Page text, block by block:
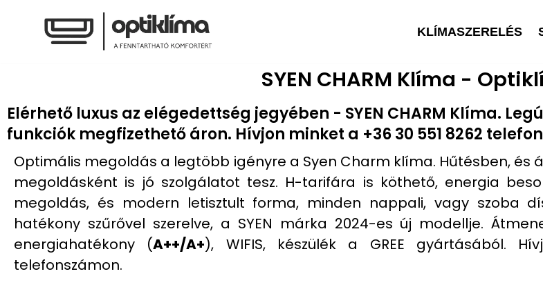
KLÍMASZERELÉS
SYEN CHARM Klíma -
Elérhető luxus az elégedettség jegyében - SYEN CHARM Klíma.
funkciók megfizethető áron. Hívjon minket a +36 30 551 8262
Optimális megoldás a legtöbb igényre a Syen Charm klíma. Hűtésben, és
megoldásként is jó szolgálatot tesz. H-tarifára is köthető, energia
megoldás, és modern letisztult forma, minden nappali, vagy szoba
hatékony szűrővel szerelve, a SYEN márka 2024-es új modellje.
energiahatékony (A++/A+), WIFIS, készülék a GREE gyártásából.
telefonszámon.